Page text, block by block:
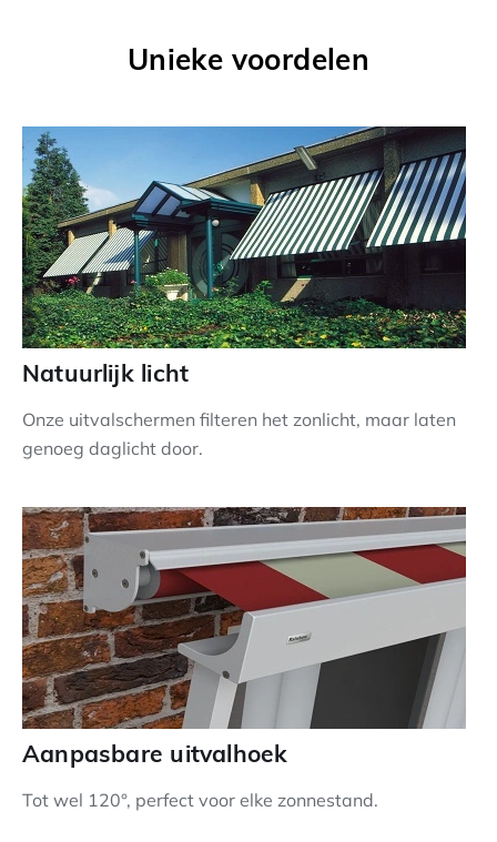
Unieke voordelen
Natuurlijk licht
Onze uitvalschermen filteren het zonlicht, maar laten
genoeg daglicht door.
Aanpasbare uitvalhoek
Tot wel 120°, perfect voor elke zonnestand.